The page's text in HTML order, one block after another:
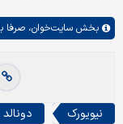
بخش سایت‌خوان، صرفا
نیویورک